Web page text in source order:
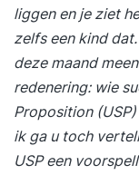
liggen en je ziet
zelfs een kind
deze maand
redenering: wie
Proposition
ik ga u toch
USP een